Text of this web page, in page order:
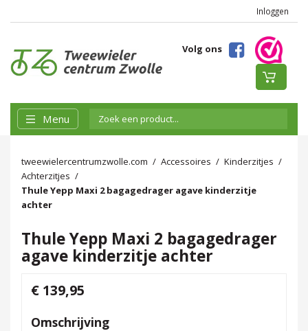
Inloggen
Volg ons
Menu
tweewielercentrumzwolle.com Accessoires
Kinderzitjes
Achterzitjes
Thule Yepp Maxi 2 bagagedrager agave kinderzitje
achter
Thule Yepp Maxi 2 bagagedrager
agave kinderzitje achter
€ 139,95
Omschrijving